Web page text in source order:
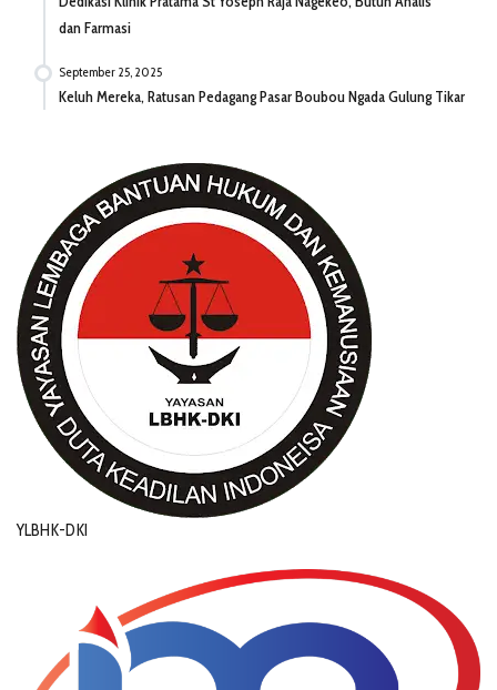
dan Farmasi
September 25, 2025
Keluh Mereka, Ratusan Pedagang Pasar Boubou Ngada Gulung Tikar
YLBHK-DKI